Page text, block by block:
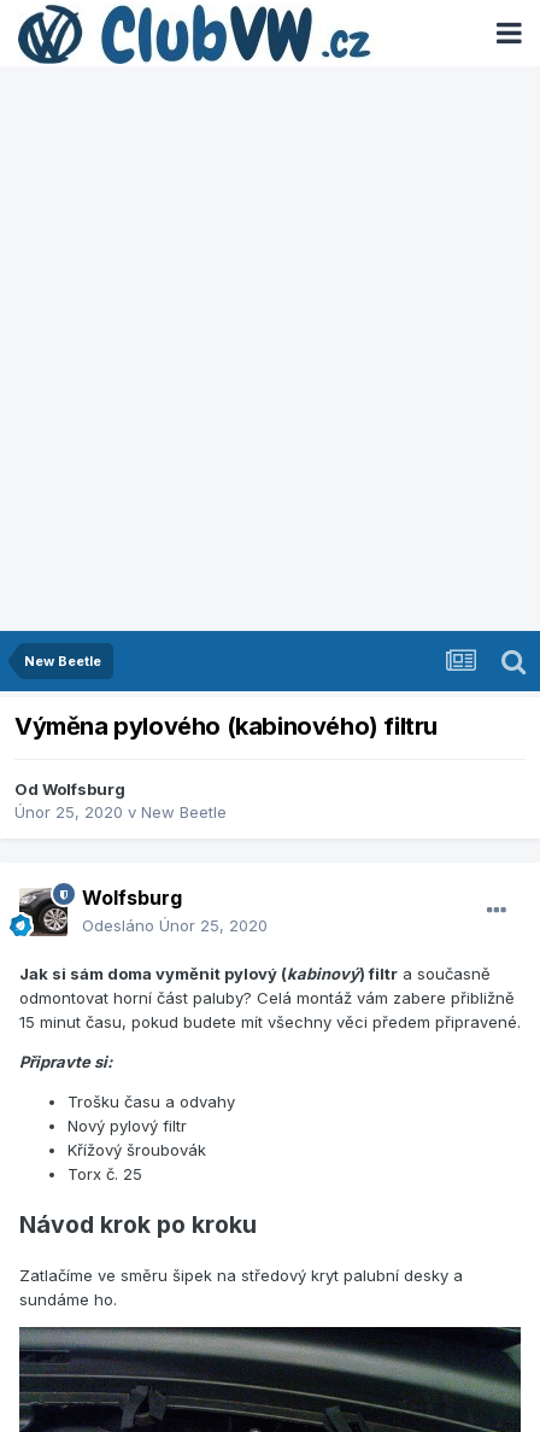
New Beetle
Výměna pylového (kabinového) filtru
Od Wolfsburg
Únor 25, 2020 v New Beetle
Wolfsburg
Odesláno Únor 25, 2020
Jak si sám doma vyměnit pylový (kabinový) filtr a současně
odmontovat horní část paluby? Celá montáž vám zabere přibližně
15 minut času, pokud budete mít všechny věci předem připravené.
Připravte si:
Trošku času a odvahy
Nový pylový filtr
Křížový šroubovák
Torx č. 25
Návod krok po kroku
Zatlačíme ve směru šipek na středový kryt palubní desky a
sundáme ho.